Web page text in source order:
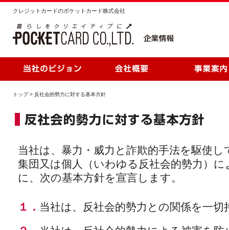
クレジットカードのポケットカード株式会社
トップ> 反社会的勢力に対する基本方針
当社は、暴力・威力と詐欺的手法を駆使
集団又は個人（いわゆる反社会的勢力）
に、次の基本方針を宣言します。
１． 当社は、反社会的勢力との関係を一切